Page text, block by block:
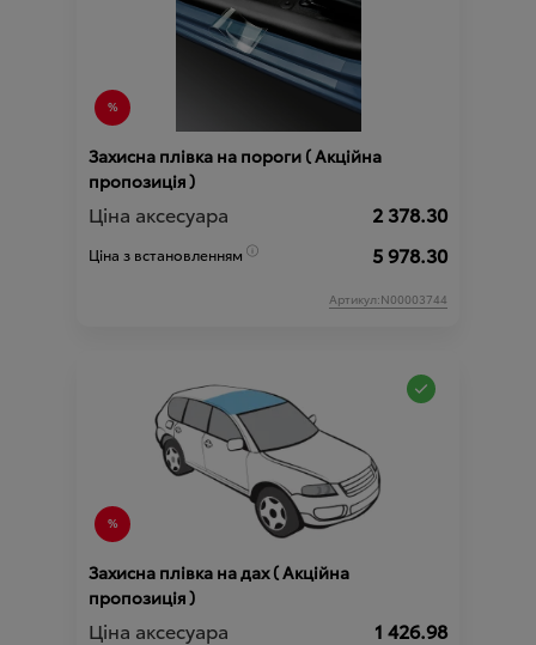
Захисна плівка на пороги ( Акційна
пропозиція )
Ціна аксесуара 2 378.30
Ціна з встановленням 5 978.30
Артикул:N00003744
Захисна плівка на дах ( Акційна
пропозиція )
Ціна аксесуара 1 426.98